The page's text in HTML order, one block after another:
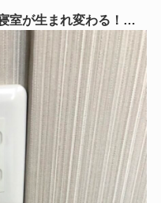
が生まれ変わる！】
ォームをご紹介😊